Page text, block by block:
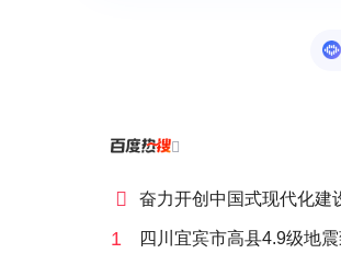

 奋力开创中国式现代化建
1 四川宜宾市高县4.9级地